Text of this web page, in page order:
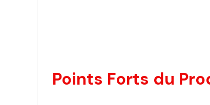
Points Forts du